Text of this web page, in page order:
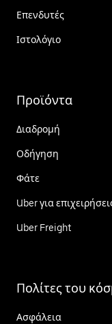
Επενδυτές
Ιστολόγιο
Προϊόντα
Διαδρομή
Οδήγηση
Φάτε
Uber για
Uber Freight
Πολίτες του
Ασφάλεια